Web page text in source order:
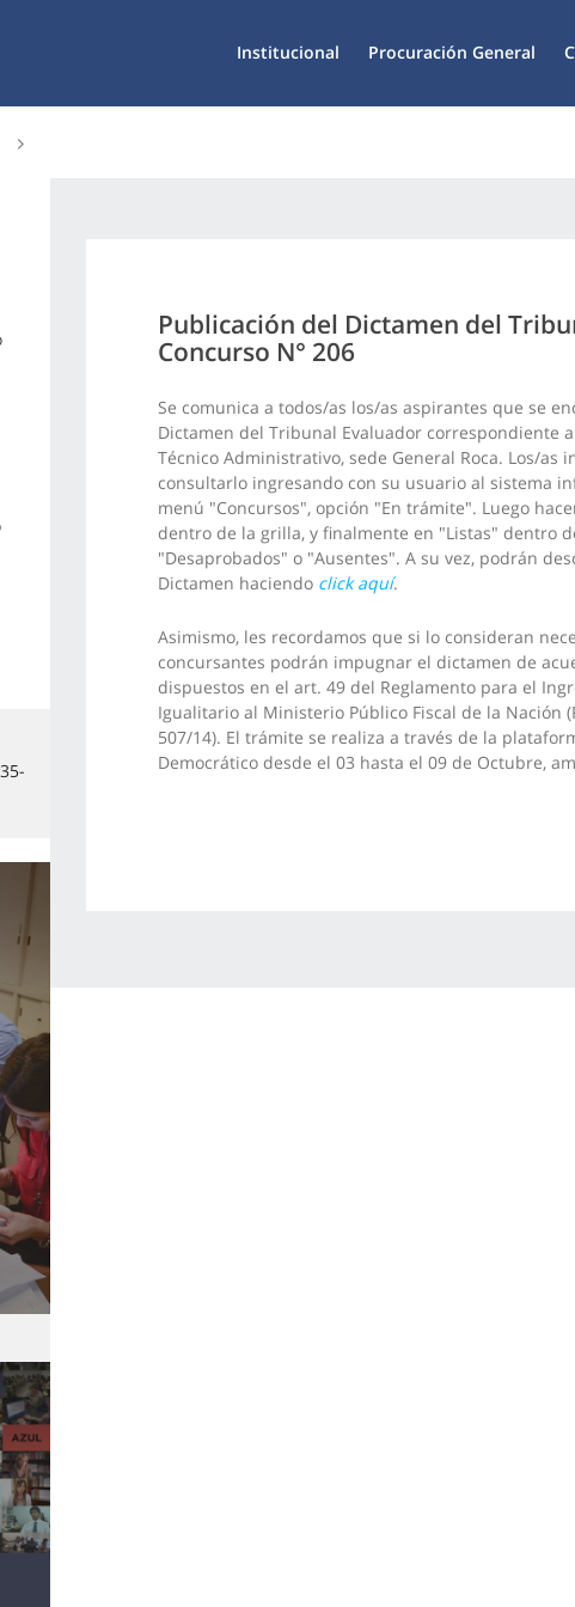
Institucional Procuración General
Publicación del Dictamen del
Concurso N° 206
Se comunica a todos/as los/as aspirantes que se
Dictamen del Tribunal Evaluador correspondiente
Técnico Administrativo, sede General Roca. Los/as
consultarlo ingresando con su usuario al sistema
menú "Concursos", opción "En trámite". Luego
dentro de la grilla, y finalmente en "Listas" dentro
"Desaprobados" o "Ausentes". A su vez, podrán
Dictamen haciendo click aquí.
Asimismo, les recordamos que si lo consideran
concursantes podrán impugnar el dictamen de
dispuestos en el art. 49 del Reglamento para el
Igualitario al Ministerio Público Fiscal de la Nación
507/14). El trámite se realiza a través de la
Democrático desde el 03 hasta el 09 de Octubre,